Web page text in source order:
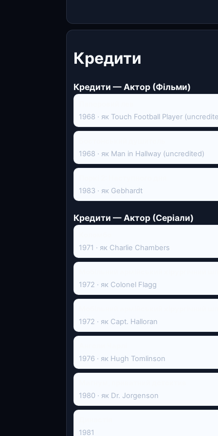
Кредити
Кредити — Актор (Фільми)
1968 · як Touch Football Player
1968 · як Man in Hallway (uncredited)
1983 · як Gebhardt
Кредити — Актор (Серіали)
1971 · як Charlie Chambers
1972 · як Colonel Flagg
1972 · як Capt. Halloran
1976 · як Hugh Tomlinson
1980 · як Dr. Jorgenson
1981